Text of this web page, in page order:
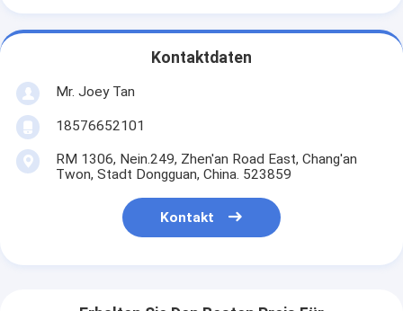
Kontaktdaten
Mr. Joey Tan
18576652101
RM 1306, Nein.249, Zhen'an Road East, Chang'an
Twon, Stadt Dongguan, China. 523859
Kontakt